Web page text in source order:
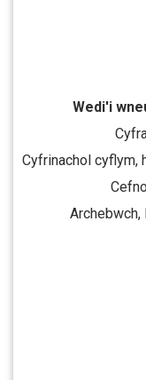
Wedi'i
Cyfrinachol cyflym,
Archebwch,